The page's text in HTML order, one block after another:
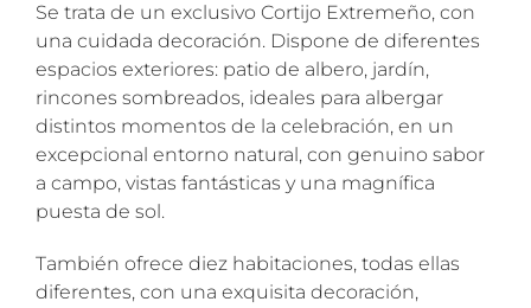
Se trata de un exclusivo Cortijo Extremeño, con
una cuidada decoración. Dispone de diferentes
espacios exteriores: patio de albero, jardín,
rincones sombreados, ideales para albergar
distintos momentos de la celebración, en un
excepcional entorno natural, con genuino sabor
a campo, vistas fantásticas y una magnífica
puesta de sol.
También ofrece diez habitaciones, todas ellas
diferentes, con una exquisita decoración,